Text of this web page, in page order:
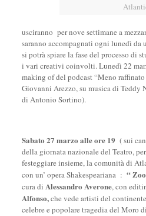
usciranno per nove settimane a
saranno accompagnati ogni lunedì da
si potrà spiare la fase del processo di
i vari creativi coinvolti. Lunedì 22
making of del podcast “Meno
Giovanni Arezzo, su musica di Teddy
di Antonio Sortino).
Sabato 27 marzo alle ore 19 ( sui
della giornata nazionale del Teatro,
festeggiare insieme, la comunità di
con un’ opera Shakespeariana : “
cura di Alessandro Averone, con
Alfonso,che vede artisti del
celebre e popolare tragedia del Moro